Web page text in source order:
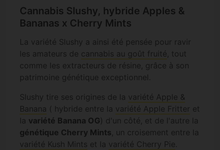
Cannabis Slushy, hybride Apples &
Bananas x Cherry Mints
La variété Slushy a ainsi été pensée pour ravir
les amateurs de cannabis au goût fruité, tout
comme les extracteurs de résine, grâce à son
patrimoine génétique exceptionnel.
Slushy tire ses origines de la variété Apple &
Banana ( hybride entre la variété Apple Fritter
et
la variété Banana OG) d'un côté, et de l'autre la
génétique Cherry Mints, un croisement entre la
variété Kush Mints et la variété Cherry Pie.